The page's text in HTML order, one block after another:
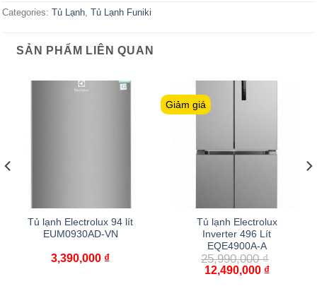
Categories: Tủ Lạnh, Tủ Lạnh Funiki
SẢN PHẨM LIÊN QUAN
Tủ lạnh Electrolux 94 lít
EUM0930AD-VN
3,390,000 ₫
Giảm giá
Tủ lạnh Electrolux
Inverter 496 Lít
EQE4900A-A
25,990,000₫
12,490,000 ₫